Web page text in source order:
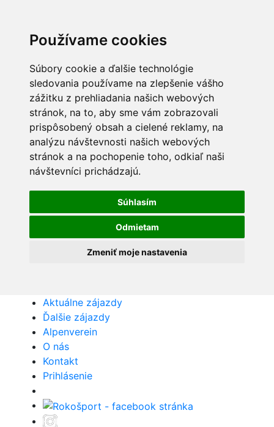
Používame cookies
Súbory cookie a ďalšie technológie
sledovania používame na zlepšenie vášho
zážitku z prehliadania našich webových
stránok, na to, aby sme vám zobrazovali
prispôsobený obsah a cielené reklamy, na
analýzu návštevnosti našich webových
stránok a na pochopenie toho, odkiaľ naši
návštevníci prichádzajú.
Súhlasím
Odmietam
Zmeniť moje nastavenia
Aktuálne zájazdy
Ďalšie zájazdy
Alpenverein
O nás
Kontakt
Prihlásenie